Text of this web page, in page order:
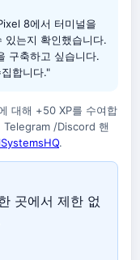
8에서 터미널을
있는지 확인했습니다.
구축하고 싶습니다.
합니다."
대해 +50 XP를 수여합
Telegram /Discord 핸
.
곳에서 제한 없